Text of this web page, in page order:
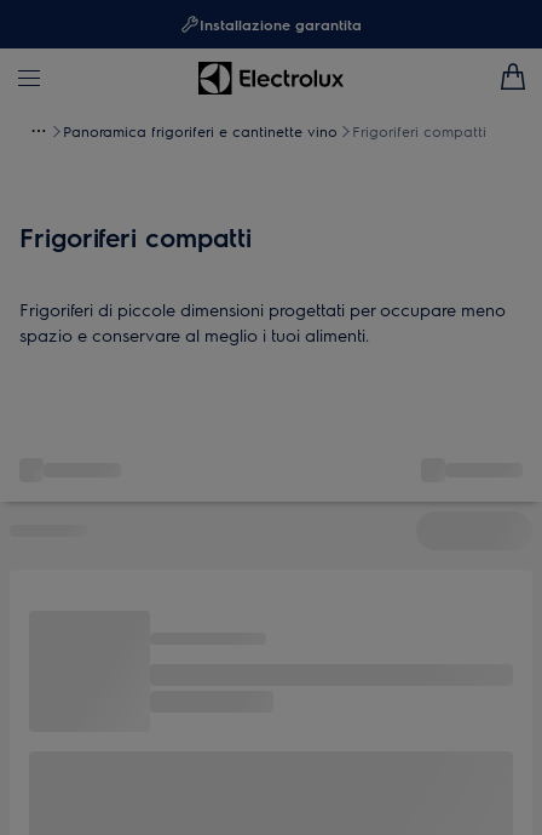
Installazione garantita
Panoramica frigoriferi e cantinette vino Frigoriferi compatti
Frigoriferi compatti
Frigoriferi di piccole dimensioni progettati per occupare meno
spazio e conservare al meglio i tuoi alimenti.